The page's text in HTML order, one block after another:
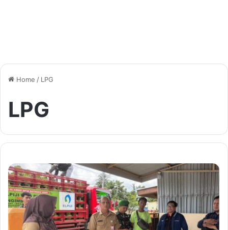
Home / LPG
LPG